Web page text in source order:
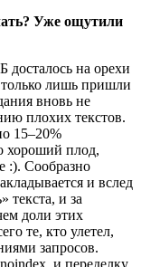
Уже ощутили
на орехи
только лишь пришли
вновь не
плохих текстов.
15–20%
хороший плод,
:). Сообразно
и вслед
текста, и за
доли этих
те, кто улетел,
запросов.
и переделку